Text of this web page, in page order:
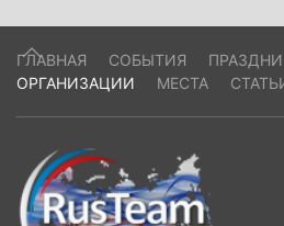
ГЛАВНАЯ СОБЫТИЯ
ОРГАНИЗАЦИИ
МЕСТА